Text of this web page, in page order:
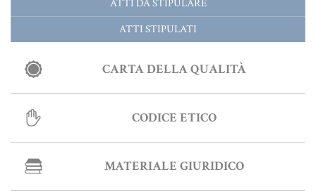
INDICI E TASSI
TASSAZIONE ATTI IMMOBILIARI
Informative Generali
ATTI DA STIPULARE
ATTI STIPULATI
CARTA DELLA QUALITÀ
CODICE ETICO
MATERIALE GIURIDICO